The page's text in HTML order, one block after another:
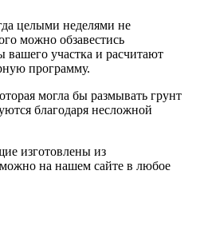
целыми неделями не
можно обзавестись
вашего участка и расчитают
программу.
могла бы размывать грунт
благодаря несложной
изготовлены из
на нашем сайте в любое